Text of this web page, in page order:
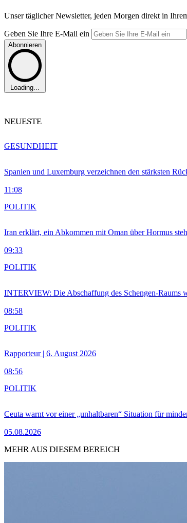
Unser täglicher Newsletter, jeden Morgen direkt in
Geben Sie Ihre E-Mail ein
Abonnieren
Loading...
NEUESTE
Spanien und Luxemburg verzeichnen den stärksten
11:08
GESUNDHEIT
Iran erklärt, ein Abkommen mit Oman über Hormus
09:33
POLITIK
INTERVIEW: Die Abschaffung des Schengen-Raums
08:58
POLITIK
Rapporteur | 6. August 2026
08:56
POLITIK
Ceuta warnt vor einer „unhaltbaren“ Situation für
05.08.2026
POLITIK
MEHR AUS DIESEM BEREICH